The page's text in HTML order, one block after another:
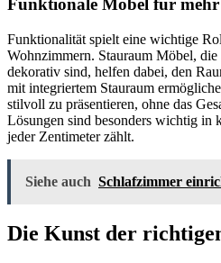
Funktionale Möbel für
Funktionalität spielt eine wichtige
Wohnzimmern. Stauraum Möbel,
dekorativ sind, helfen dabei, den
mit integriertem Stauraum
stilvoll zu präsentieren, ohne das
Lösungen sind besonders wichtig in
jeder Zentimeter zählt.
Siehe auch Schlafzimmer
Die Kunst der